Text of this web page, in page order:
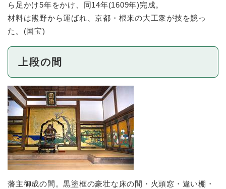
ら足かけ5年をかけ、同14年(1609年)完成。
材料は熊野から運ばれ、京都・根来の大工衆が技を競っ
た。(国宝)
上段の間
藩主御成の間。黒塗框の豪壮な床の間・火頭窓・違い棚・